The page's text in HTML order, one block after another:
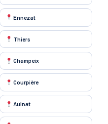
Ennezat
Thiers
Champeix
Courpière
Aulnat